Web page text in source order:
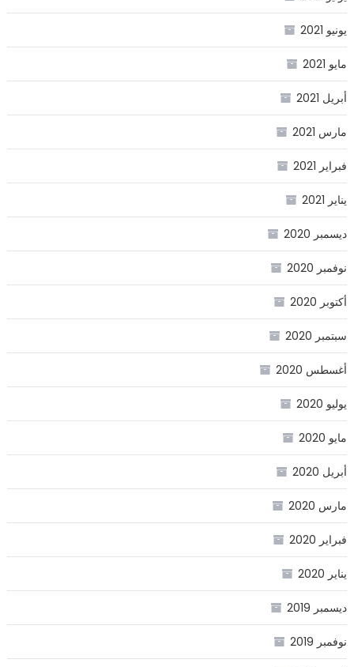
يونيو 2021
مايو 2021
أبريل 2021
مارس 2021
فبراير 2021
يناير 2021
ديسمبر 2020
نوفمبر 2020
أكتوبر 2020
سبتمبر 2020
أغسطس 2020
يوليو 2020
مايو 2020
أبريل 2020
مارس 2020
فبراير 2020
يناير 2020
ديسمبر 2019
نوفمبر 2019